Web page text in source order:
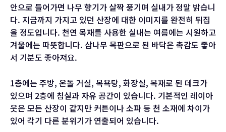
안으로 들어가면 나무 향기가 살짝 풍기며 실내가 정말 밝습니
다. 지금까지 가지고 있던 산장에 대한 이미지를 완전히 뒤집
을 정도입니다. 천연 목재를 사용한 실내는 여름에는 시원하고
겨울에는 따뜻합니다. 삼나무 목판으로 된 바닥은 촉감도 좋아
서 기분도 좋아져요.
1층에는 주방, 온돌 거실, 목욕탕, 화장실, 목재로 된 데크가
있으며 2층에 침실과 자유 공간이 있습니다. 기본적인 레이아
웃은 모든 산장이 같지만 커튼이나 소파 등 천 소재에 차이가
있어 각기 다른 분위기가 연출되어 있습니다.